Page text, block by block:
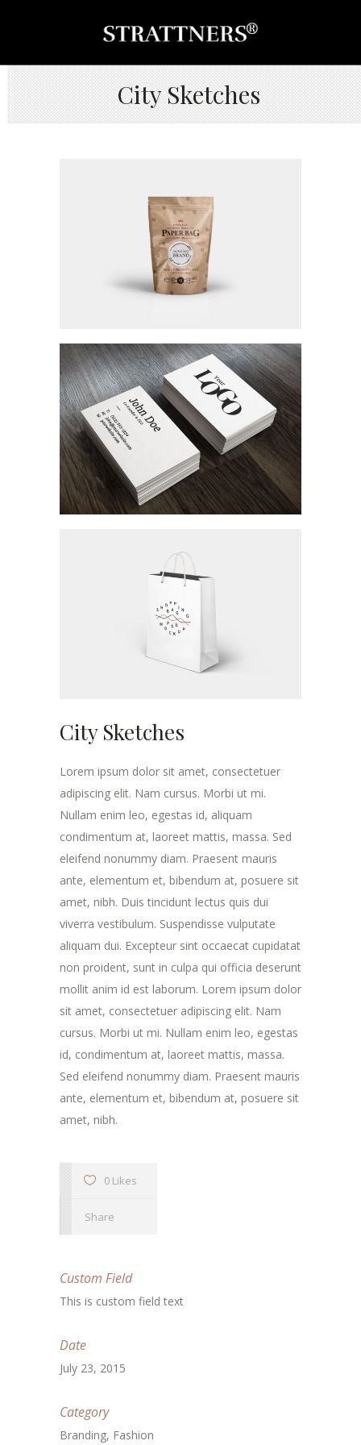
City Sketches
City Sketches
Lorem ipsum dolor sit amet, consectetuer
adipiscing elit. Nam cursus. Morbi ut mi.
Nullam enim leo, egestas id, aliquam
condimentum at, laoreet mattis, massa. Sed
eleifend nonummy diam. Praesent mauris
ante, elementum et, bibendum at, posuere sit
amet, nibh. Duis tincidunt lectus quis dui
viverra vestibulum. Suspendisse vulputate
aliquam dui. Excepteur sint occaecat cupidatat
non proident, sunt in culpa qui officia deserunt
mollit anim id est laborum. Lorem ipsum dolor
sit amet, consectetuer adipiscing elit. Nam
cursus. Morbi ut mi. Nullam enim leo, egestas
id, condimentum at, laoreet mattis, massa.
Sed eleifend nonummy diam. Praesent mauris
ante, elementum et, bibendum at, posuere sit
amet, nibh.
0 Likes
Share
Custom Field
This is custom field text
Date
July 23, 2015
Category
Branding, Fashion